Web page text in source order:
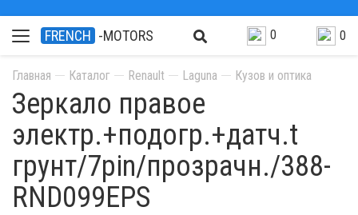
FRENCH -MOTORS 0 0
Главная Каталог Renault Laguna Кузов и оптика
Зеркало правое
электр.+подогр.+датч.t
грунт/7pin/прозрачн./388-
RND099EPS